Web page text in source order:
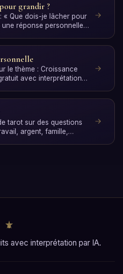
grandir ?
« Que dois-je lâcher pour
réponse personnelle
le thème : Croissance
avec interprétation
tarot sur des questions
argent, famille,
avec interprétation par IA.